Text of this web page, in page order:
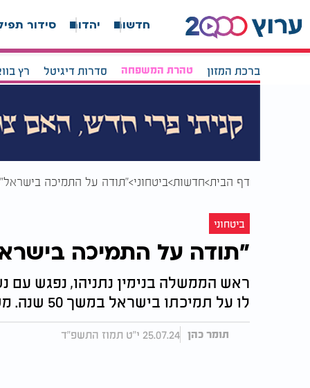
חדשות יהדות סידור
ברכת המזון טהרת המשפחה סדרות דיגיטל רץ
דף הבית חדשות ביטחוני "תודה על התמיכה בישראל":
ביטחוני
"תודה על התמיכה
ראש הממשלה בנימין נתניהו, נפגש עם
לו על תמיכתו בישראל במשך 50 שנה. משפחות החטופים ישוחחו עם השניים
תומר כהן 25.07.24 י"ט תמוז התשפ"ד